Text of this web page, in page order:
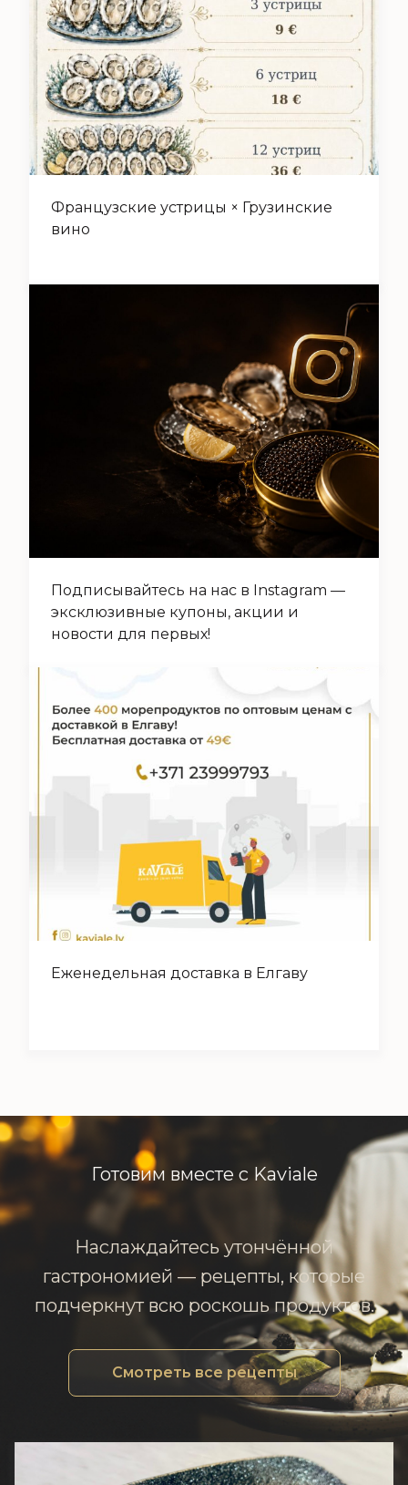
Французские устрицы × Грузинские
вино
Подписывайтесь на нас в Instagram —
эксклюзивные купоны, акции и
новости для первых!
Еженедельная доставка в Елгаву
Готовим вместе с Kaviale
Наслаждайтесь утончённой
гастрономией — рецепты, которые
подчеркнут всю роскошь продуктов.
Смотреть все рецепты